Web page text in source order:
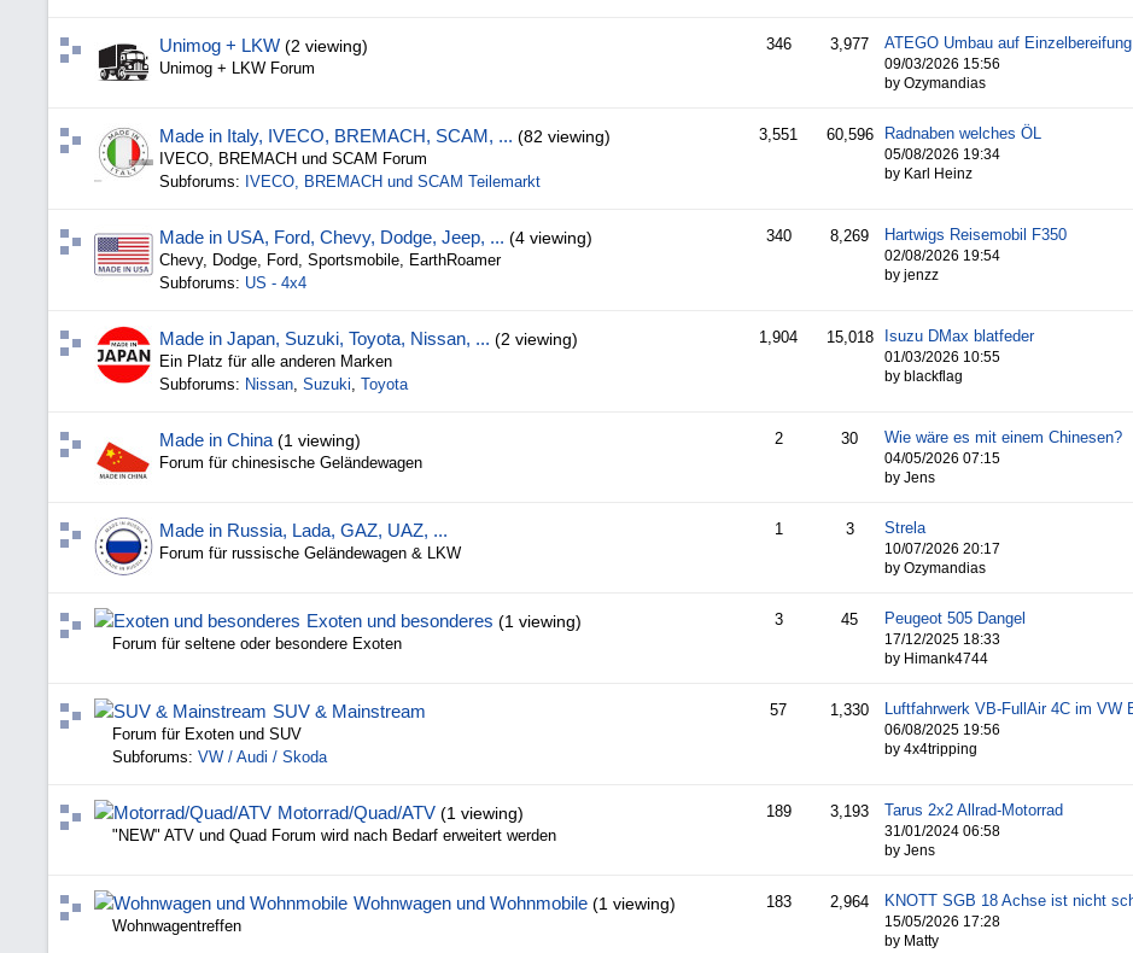
Unimog + LKW (2 viewing)
Unimog + LKW Forum
346 3,977 ATEGO Umbau auf Einzelbereifung
09/03/2026 15:56
by Ozymandias
Made in Italy, IVECO, BREMACH, SCAM, ... (82 viewing)
IVECO, BREMACH und SCAM Forum
Subforums: IVECO, BREMACH und SCAM Teilemarkt
3,551 60,596 Radnaben welches ÖL
05/08/2026 19:34
by Karl Heinz
Made in USA, Ford, Chevy, Dodge, Jeep, ... (4 viewing)
Chevy, Dodge, Ford, Sportsmobile, EarthRoamer
Subforums: US - 4x4
340 8,269 Hartwigs Reisemobil F350
02/08/2026 19:54
by jenzz
Made in Japan, Suzuki, Toyota, Nissan, ... (2 viewing)
Ein Platz für alle anderen Marken
Subforums: Nissan, Suzuki, Toyota
1,904 15,018 Isuzu DMax blatfeder
01/03/2026 10:55
by blackflag
Made in China (1 viewing)
Forum für chinesische Geländewagen
2 30 Wie wäre es mit einem Chinesen?
04/05/2026 07:15
by Jens
Made in Russia, Lada, GAZ, UAZ, ...
Forum für russische Geländewagen & LKW
1 3 Strela
10/07/2026 20:17
by Ozymandias
Exoten und besonderes (1 viewing)
Forum für seltene oder besondere Exoten
3 45 Peugeot 505 Dangel
17/12/2025 18:33
by Himank4744
SUV & Mainstream
Forum für Exoten und SUV
Subforums: VW / Audi / Skoda
57 1,330
06/08/2025 19:56
by 4x4tripping
Motorrad/Quad/ATV (1 viewing)
"NEW" ATV und Quad Forum wird nach Bedarf erweitert werden
189 3,193 Tarus 2x2 Allrad-Motorrad
31/01/2024 06:58
by Jens
Wohnwagen und Wohnmobile (1 viewing)
Wohnwagentreffen
183 2,964
15/05/2026 17:28
by Matty